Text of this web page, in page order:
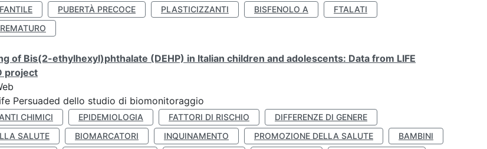
PUBERTÀ PRECOCE PLASTICIZZANTI BISFENOLO A
FTALATI
of Bis(2-ethylhexyl)phthalate (DEHP) in Italian children and adolescents: Data from LIFE
project
Persuaded dello studio di biomonitoraggio
CHIMICI EPIDEMIOLOGIA FATTORI DI RISCHIO
DIFFERENZE DI GENERE
SALUTE
BIOMARCATORI INQUINAMENTO PROMOZIONE DELLA SALUTE
BAMBINI